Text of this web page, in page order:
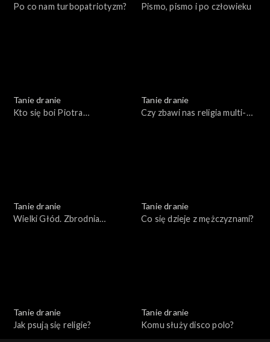
Po co nam turbopatriotyzm?
Pismo, pismo i po człowieku
Tanie dranie
Kto się boi Piotra
Tanie dranie
Czy zbawi nas religia multi-
Tanie dranie
Wielki Głód. Zbrodnia
Tanie dranie
Co się dzieje z mężczyznami?
Tanie dranie
Jak psują się religie?
Tanie dranie
Komu służy disco polo?